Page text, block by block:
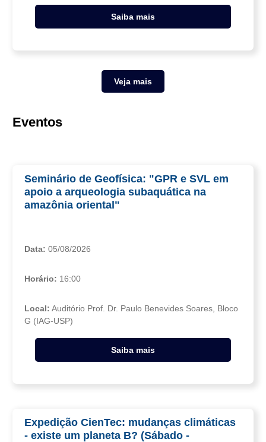
Saiba mais
Veja mais
Eventos
Seminário de Geofísica: "GPR e SVL em
apoio a arqueologia subaquática na
amazônia oriental"
Data: 05/08/2026
Horário: 16:00
Local: Auditório Prof. Dr. Paulo Benevides Soares, Bloco
G (IAG-USP)
Saiba mais
Expedição CienTec: mudanças climáticas
- existe um planeta B? (Sábado -